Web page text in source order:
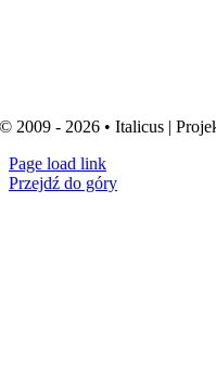
© 2009 - 2026 • Italicus |
Page load link
Przejdź do góry